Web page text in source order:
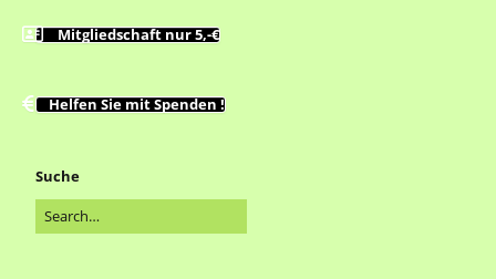
Mitgliedschaft nur 5,-€
Helfen Sie mit Spenden !
Suche